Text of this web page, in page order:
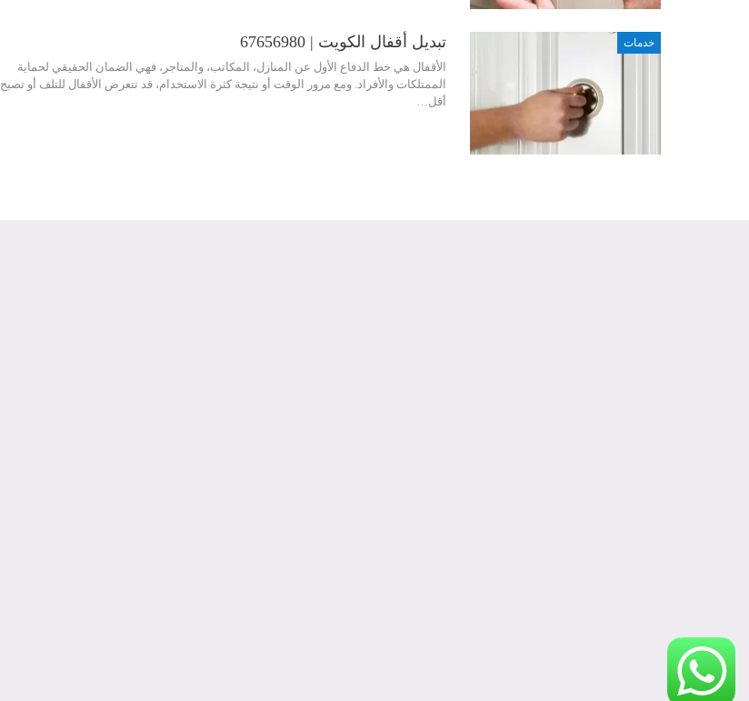
خدمات تبديل أقفال الكويت | 67656980
الأقفال هي خط الدفاع الأول عن المنازل، المكاتب، والمتاجر، فهي الضمان الحقيقي لحماية
الممتلكات والأفراد. ومع مرور الوقت أو نتيجة كثرة الاستخدام، قد تتعرض الأقفال للتلف أو تصبح
أقل…